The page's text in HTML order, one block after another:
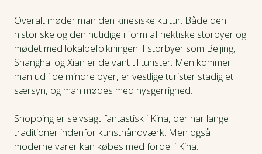
Overalt møder man den kinesiske kultur. Både den
historiske og den nutidige i form af hektiske storbyer og
mødet med lokalbefolkningen. I storbyer som Beijing,
Shanghai og Xian er de vant til turister. Men kommer
man ud i de mindre byer, er vestlige turister stadig et
særsyn, og man mødes med nysgerrighed.
Shopping er selvsagt fantastisk i Kina, der har lange
traditioner indenfor kunsthåndværk. Men også
moderne varer kan købes med fordel i Kina.